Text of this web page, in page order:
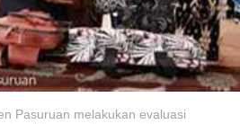
Pasuruan melakukan evaluasi